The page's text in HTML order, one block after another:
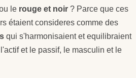
le rouge et noir ? Parce que ces
étaient consideres comme des
qui s'harmonisaient et equilibraient
et le passif, le masculin et le